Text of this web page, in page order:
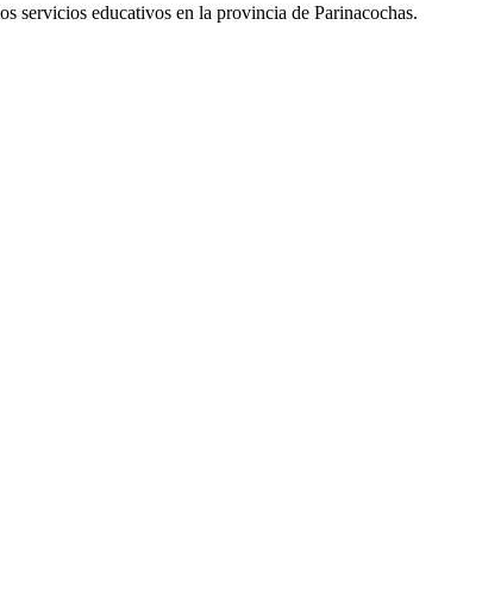
servicios educativos en la provincia de Parinacochas.